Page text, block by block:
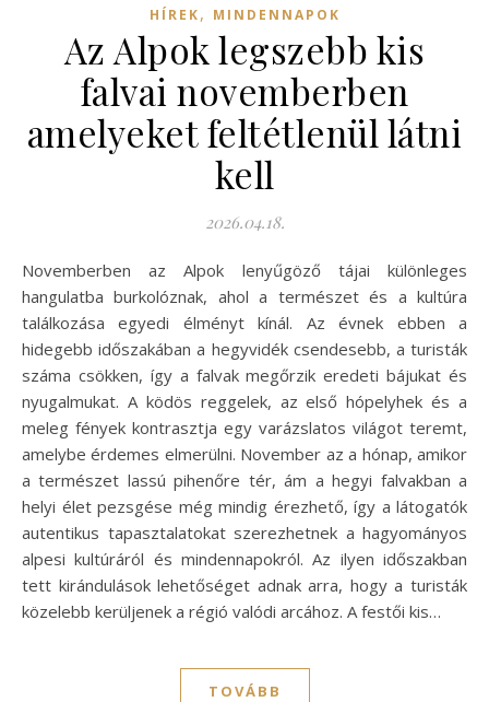
HÍREK, MINDENNAPOK
Az Alpok legszebb kis
falvai novemberben
amelyeket feltétlenül látni
kell
2026.04.18.
Novemberben az Alpok lenyűgöző tájai különleges
hangulatba burkolóznak, ahol a természet és a kultúra
találkozása egyedi élményt kínál. Az évnek ebben a
hidegebb időszakában a hegyvidék csendesebb, a turisták
száma csökken, így a falvak megőrzik eredeti bájukat és
nyugalmukat. A ködös reggelek, az első hópelyhek és a
meleg fények kontrasztja egy varázslatos világot teremt,
amelybe érdemes elmerülni. November az a hónap, amikor
a természet lassú pihenőre tér, ám a hegyi falvakban a
helyi élet pezsgése még mindig érezhető, így a látogatók
autentikus tapasztalatokat szerezhetnek a hagyományos
alpesi kultúráról és mindennapokról. Az ilyen időszakban
tett kirándulások lehetőséget adnak arra, hogy a turisták
közelebb kerüljenek a régió valódi arcához. A festői kis…
TOVÁBB